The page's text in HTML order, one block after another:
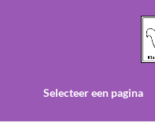
Selecteer een pagina